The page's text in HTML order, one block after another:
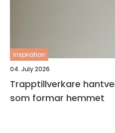
inspiration
04. July 2026
Trapptillverkare hantverket bakom trappan
som formar hemmet